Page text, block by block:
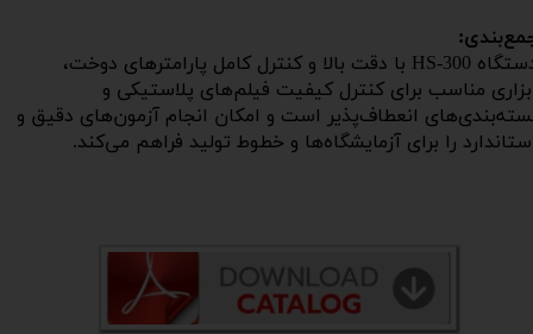
دستگاه HS-300 با دقت بالا و کنترل کامل پارامترهای دوخت،
مناسب برای کنترل کیفیت فیلم‌های پلاستیکی و
انعطاف‌پذیر است و امکان انجام آزمون‌های دقیق و
را برای آزمایشگاه‌ها و خطوط تولید فراهم می‌کند.​​​​​​​